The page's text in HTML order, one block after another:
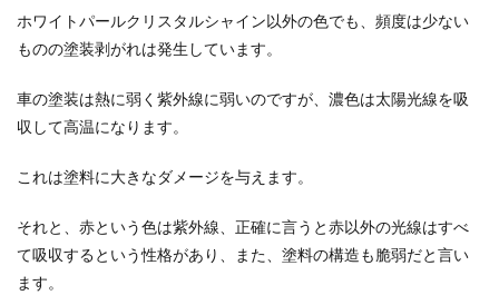
の?
2.4.1
トパー
ルクリ
ン
2.4.2
他色の
小さな
ホワイトパールクリスタルシャイン以外の色でも、頻度は少ない
ものの塗装剥がれは発生しています。
車の塗装は熱に弱く紫外線に弱いのですが、濃色は太陽光線を吸
収して高温になります。
これは塗料に大きなダメージを与えます。
それと、赤という色は紫外線、正確に言うと赤以外の光線はすべ
て吸収するという性格があり、また、塗料の構造も脆弱だと言い
ます。